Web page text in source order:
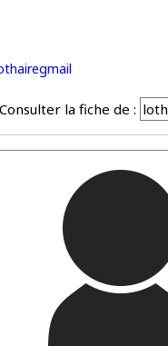
Consulter la fiche de :